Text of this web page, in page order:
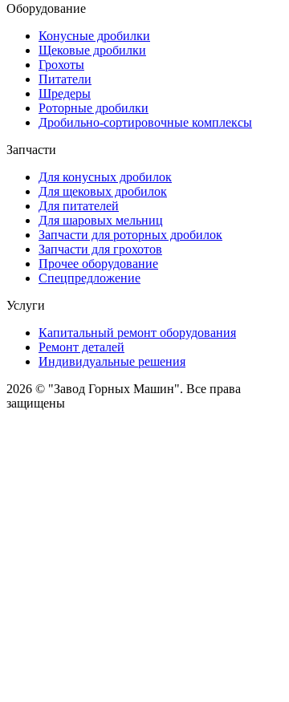
Оборудование
Конусные дробилки
Щековые дробилки
Грохоты
Питатели
Шредеры
Роторные дробилки
Дробильно-сортировочные комплексы
Запчасти
Для конусных дробилок
Для щековых дробилок
Для питателей
Для шаровых мельниц
Запчасти для роторных дробилок
Запчасти для грохотов
Прочее оборудование
Спецпредложение
Услуги
Капитальный ремонт оборудования
Ремонт деталей
Индивидуальные решения
2026 © "Завод Горных Машин". Все права
защищены